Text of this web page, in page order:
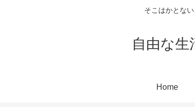
そこはかとな
自由な生
Home